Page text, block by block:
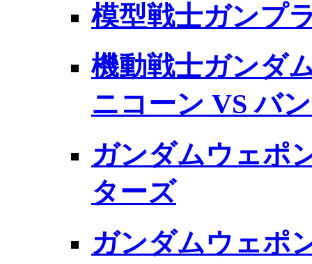
模型戦士ガンプ
機動戦士ガンダ
ニコーン VS バ
ガンダムウェポ
ターズ
ガンダムウェポ